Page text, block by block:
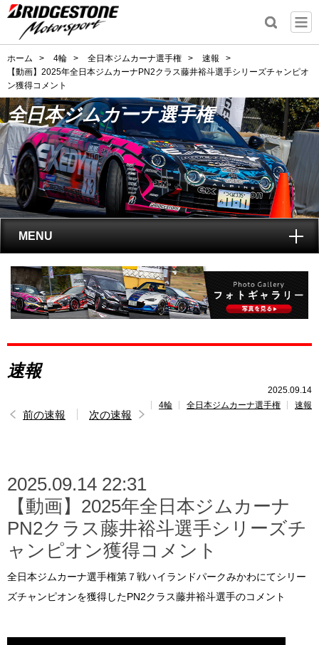
ホーム > 4輪 > 全日本ジムカーナ選手権 > 速報
>
【動画】2025年全日本ジムカーナPN2クラス藤井裕斗選手シリーズチャンピオ
ン獲得コメント
全日本ジムカーナ選手権
MENU
トップ
全日本ジムカーナ選手権とは?
レポート
速報
レース開催 スケジュール
トピックス
速報
2025.09.14
4輪
全日本ジムカーナ選手権 速報
前の速報 次の速報
2025.09.14 22:31
【動画】2025年全日本ジムカーナ
PN2クラス藤井裕斗選手シリーズチ
ャンピオン獲得コメント
全日本ジムカーナ選手権第７戦ハイランドパークみかわにてシリー
ズチャンピオンを獲得したPN2クラス藤井裕斗選手のコメント